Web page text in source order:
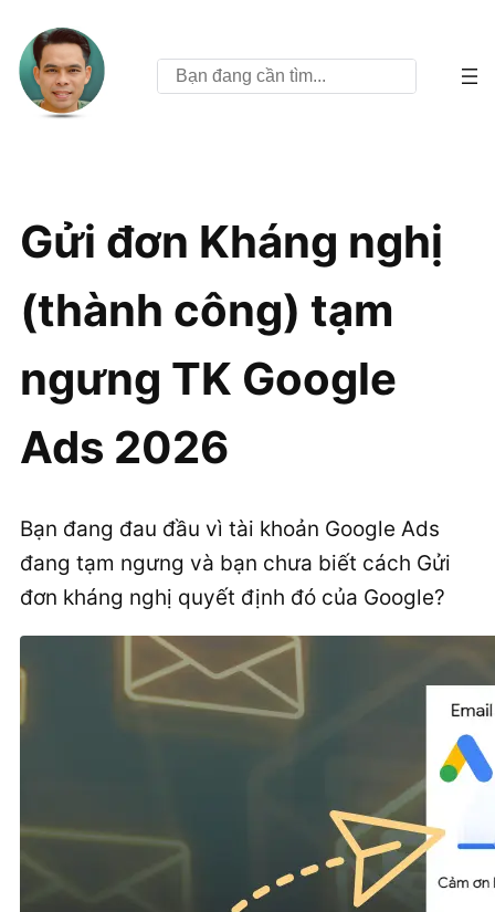
Tìm
Gửi đơn Kháng nghị
(thành công) tạm
ngưng TK Google
Ads 2026
Bạn đang đau đầu vì tài khoản Google Ads
đang tạm ngưng và bạn chưa biết cách Gửi
đơn kháng nghị quyết định đó của Google?